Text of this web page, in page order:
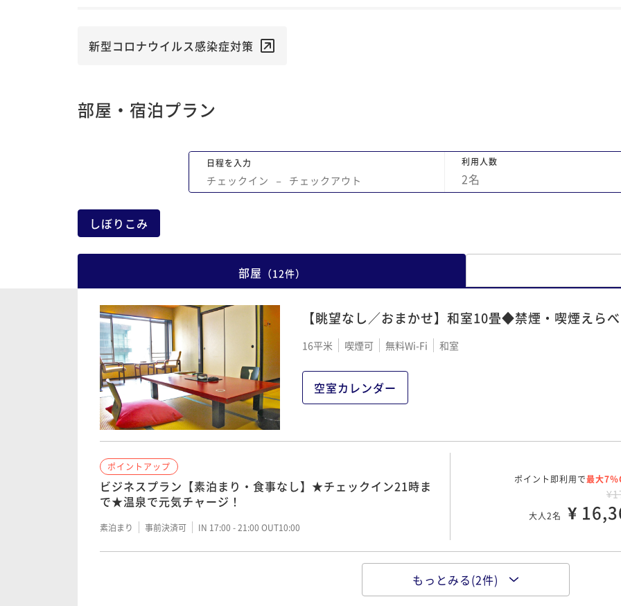
新型コロナウイルス感染症対策
部屋・宿泊プラン
日程を入力
チェックイン − チェックアウト
利用人数
2名
しぼりこみ
部屋 （12件）
【眺望なし／おまかせ】和室10畳◆禁煙・喫煙えら
16平米 喫煙可 無料Wi-Fi 和室
空室カレンダー
ポイントアップ
ビジネスプラン【素泊まり・食事なし】★チェックイン21時ま
で★温泉で元気チャージ！
素泊まり 事前決済可 IN 17:00 - 21:00 OUT10:00
ポイント即利用で最大7％
大人2名 ¥
素泊り【食事なし】21時までチェックインOK！ ★気軽に美肌
もっとみる(2件)